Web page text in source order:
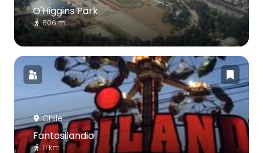
O'Higgins Park
606 m
Chile
Fantasilandia
1.1 km